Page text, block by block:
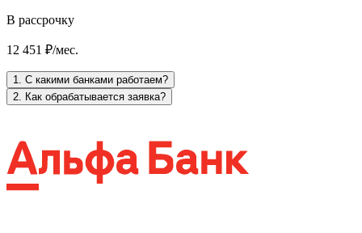
В рассрочку
12 451 ₽/мес.
1. С какими банками работаем?
2. Как обрабатывается заявка?